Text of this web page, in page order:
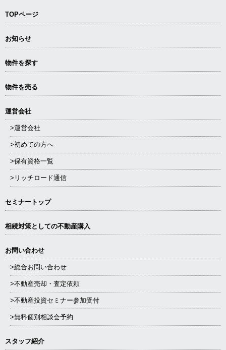
TOPページ
お知らせ
物件を探す
物件を売る
運営会社
>運営会社
>初めての方へ
>保有資格一覧
>リッチロード通信
セミナートップ
相続対策としての不動産購入
お問い合わせ
>総合お問い合わせ
>不動産売却・査定依頼
>不動産投資セミナー参加受付
>無料個別相談会予約
スタッフ紹介